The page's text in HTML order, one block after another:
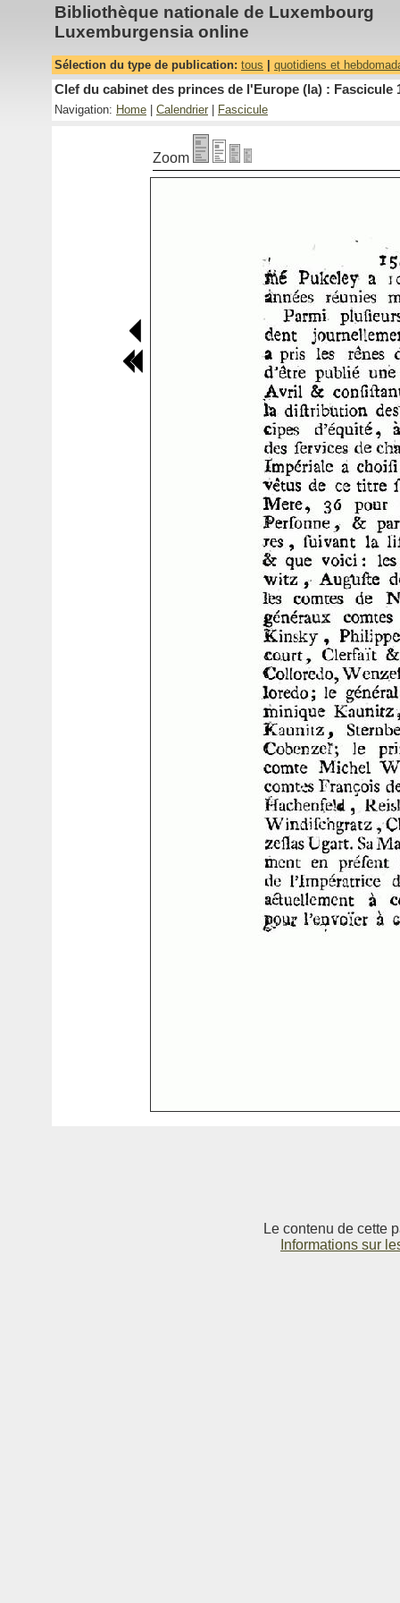
Bibliothèque nationale de Luxembourg
Luxemburgensia online
Sélection du type de publication: tous quotidiens et
Clef du cabinet des princes de l'Europe (la) : Fascicule
Navigation: Home Calendrier Fascicule
Zoom
Le contenu de cette
Informations sur